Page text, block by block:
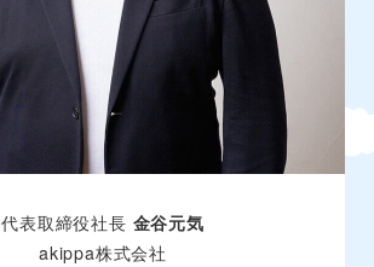
代表取締役社長 金谷元気
akippa株式会社